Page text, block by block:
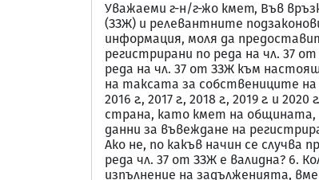
Уважаеми г-н/г-жо кмет, Във
(ЗЗЖ) и релевантните
информация, моля да
регистрирани по реда на чл. 37
реда на чл. 37 от ЗЗЖ към
на таксата за собствениците на
2016 г., 2017 г., 2018 г., 2019 г. и
страна, като кмет на общината,
данни за въвеждане на
Ако не, по какъв начин се
реда чл. 37 от ЗЗЖ е валидна? 6.
изпълнение на задълженията,